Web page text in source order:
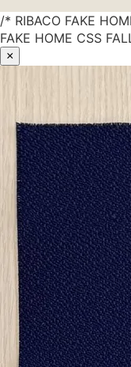
/* RIBACO FAKE
FAKE HOME CSS
×